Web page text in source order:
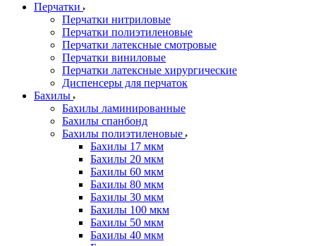
Перчатки
Перчатки нитриловые
Перчатки полиэтиленовые
Перчатки латексные смотровые
Перчатки виниловые
Перчатки латексные хирургические
Диспенсеры для перчаток
Бахилы
Бахилы ламинированные
Бахилы спанбонд
Бахилы полиэтиленовые
Бахилы 17 мкм
Бахилы 20 мкм
Бахилы 60 мкм
Бахилы 80 мкм
Бахилы 30 мкм
Бахилы 100 мкм
Бахилы 50 мкм
Бахилы 40 мкм